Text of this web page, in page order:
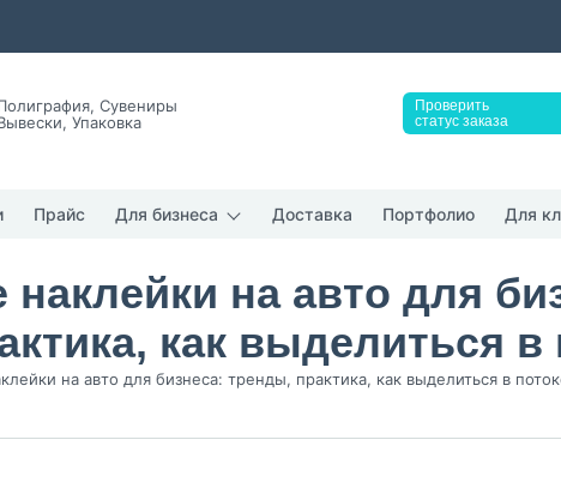
Сувениры
Упаковка
Проверить
статус заказа
Прайс Для бизнеса Доставка Портфолио Для
на авто для
как выделиться в
на авто для бизнеса: тренды, практика, как выделиться в